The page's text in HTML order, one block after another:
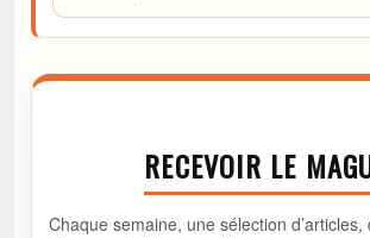
RECEVOIR LE
Chaque semaine, une sélection d’articles,